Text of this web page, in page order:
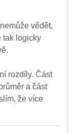
vědět,
tak logicky
rozdíly. Část
a část
že více